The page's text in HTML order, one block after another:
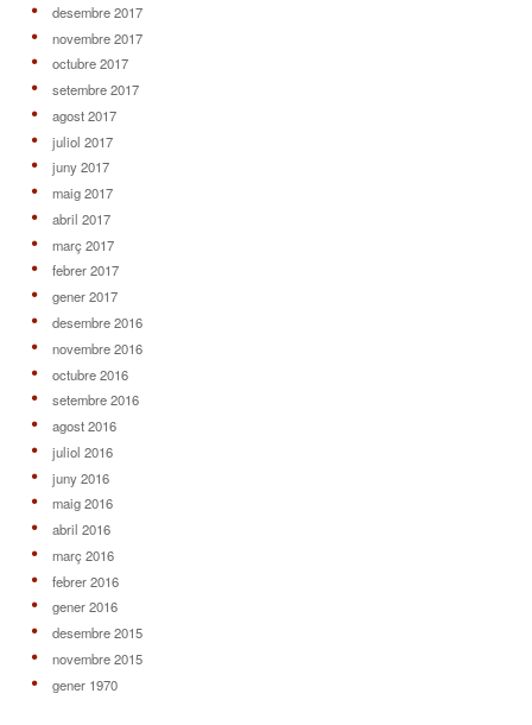
desembre 2017
novembre 2017
octubre 2017
setembre 2017
agost 2017
juliol 2017
juny 2017
maig 2017
abril 2017
març 2017
febrer 2017
gener 2017
desembre 2016
novembre 2016
octubre 2016
setembre 2016
agost 2016
juliol 2016
juny 2016
maig 2016
abril 2016
març 2016
febrer 2016
gener 2016
desembre 2015
novembre 2015
gener 1970